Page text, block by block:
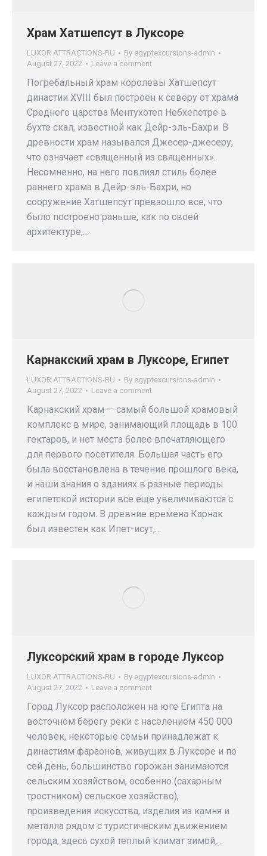
Храм Хатшепсут в Луксоре
LUXOR ATTRACTIONS-RU By egyptexcursions-admin
August 27, 2022
Leave a comment
Погребальный храм королевы Хатшепсут
династии XVIII был построен к северу от храма
Среднего царства Ментухотеп Небхепетре в
бухте скал, известной как Дейр-эль-Бахри. В
древности храм назывался Джесер-джесеру,
что означает «священный из священных».
Несомненно, на него повлиял стиль более
раннего храма в Дейр-эль-Бахри, но
сооружение Хатшепсут превзошло все, что
было построено раньше, как по своей
архитектуре,…
Карнакский храм в Луксоре, Египет
LUXOR ATTRACTIONS-RU By egyptexcursions-admin
August 27, 2022
Leave a comment
Карнакский храм — самый большой храмовый
комплекс в мире, занимающий площадь в 100
гектаров, и нет места более впечатляющего
для первого посетителя. Большая часть его
была восстановлена в течение прошлого века,
и наши знания о зданиях в разные периоды
египетской истории все еще увеличиваются с
каждым годом. В древние времена Карнак
был известен как Ипет-исут,…
Луксорский храм в городе Луксор
LUXOR ATTRACTIONS-RU By egyptexcursions-admin
August 27, 2022
Leave a comment
Город Луксор расположен на юге Египта на
восточном берегу реки с населением 450 000
человек, некоторые семьи принадлежат к
династиям фараонов, живущих в Луксоре и по
сей день, большинство горожан занимаются
сельским хозяйством, особенно (сахарным
тростником) сельское хозяйство),
произведения искусства, изделия из камня и
металла рядом с туристическим движением
города, здесь сухой теплый климат зимой,…